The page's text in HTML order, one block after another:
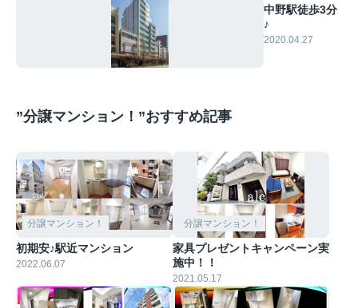
中野駅徒歩3分
♪
2020.04.27
”分譲マンション！”おすすめ記事
分譲マンション！
初期安♪駅近マンション
2022.06.07
分譲マンション！
家具プレゼントキャンペーン実
施中！！
2021.05.17